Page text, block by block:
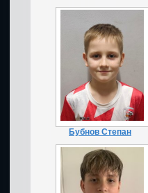
Бубнов Степан